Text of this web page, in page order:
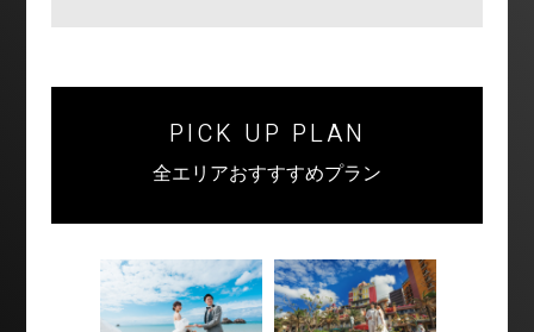
PICK UP PLAN
全エリアおすすすめプラン